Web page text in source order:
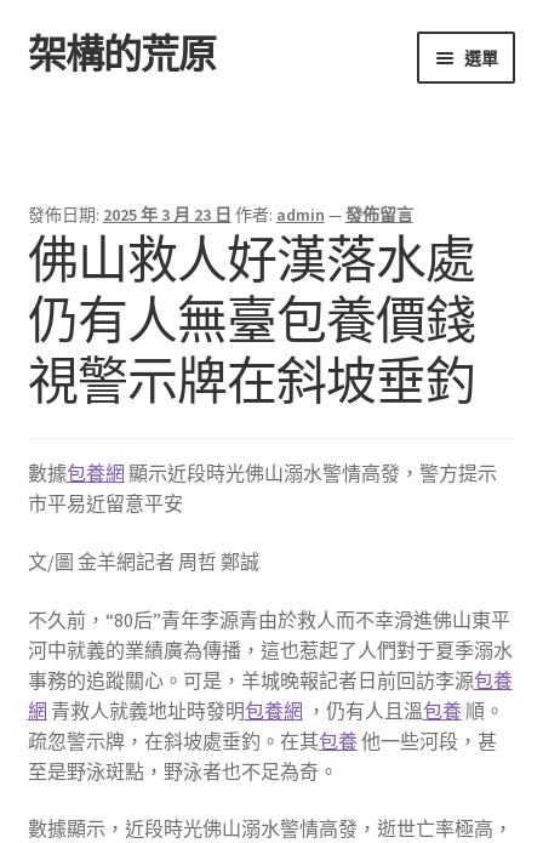
跳
至
跳
至
架構的荒原 選單
發佈日期: 2025 年 3 月 23 日 作者: admin —發佈留言
佛山救人好漢落水處
仍有人無臺包養價錢
視警示牌在斜坡垂釣
數據包養網 顯示近段時光佛山溺水警情高發，警方提示
市平易近留意平安
文/圖 金羊網記者 周哲 鄭誠
不久前，“80后”青年李源青由於救人而不幸滑進佛山東平
河中就義的業績廣為傳播，這也惹起了人們對于夏季溺水
事務的追蹤關心。可是，羊城晚報記者日前回訪李源包養
網 青救人就義地址時發明包養網 ，仍有人且溫包養順。
疏忽警示牌，在斜坡處垂釣。在其包養他一些河段，甚
至是野泳斑點，野泳者也不足為奇。
數據顯示，近段時光佛山溺水警情高發，逝世亡率極高，